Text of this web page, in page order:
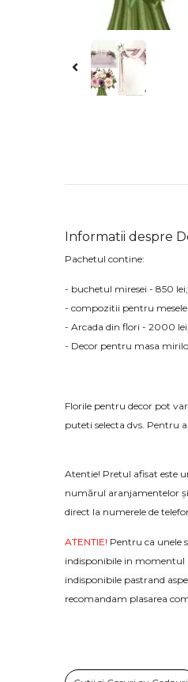
Informatii despre
Pachetul contine:
- buchetul miresei - 850 lei;
- compozitii pentru
- Arcada din flori - 2000 lei;
- Decor pentru masa
Florile pentru decor pot
puteti selecta dvs. Pentru
Atentie! Pretul afisat este
numărul aranjamentelor
direct la numerele de
ATENTIE! Pentru ca unele
indisponibile in momentul
indisponibile pastrand
recomandam plasarea